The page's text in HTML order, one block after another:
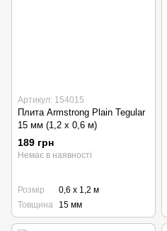
Артикул: 154015
Плита Armstrong Plain Tegular
15 мм (1,2 х 0,6 м)
189 грн
Немає в наявності
Розмір
0,6 х 1,2 м
Товщина
15 мм